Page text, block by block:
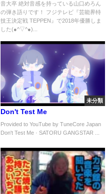
音大卒 絶対音感を持っている山口めろん
の弾き語りです！ フジテレビ『芸能界特
技王決定戦 TEPPEN』で2018年優勝しま
した(●^▽^●)...
未分類
Don't Test Me
Provided to YouTube by TuneCore Japan
Don't Test Me · SATORU GANGSTAR ...